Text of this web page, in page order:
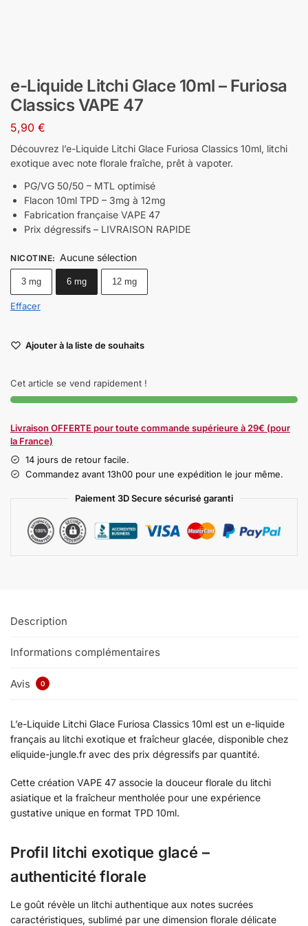
e-Liquide Litchi Glace 10ml – Furiosa
Classics VAPE 47
5,90 €
Découvrez l’e-Liquide Litchi Glace Furiosa Classics 10ml, litchi
exotique avec note florale fraîche, prêt à vapoter.
PG/VG 50/50 – MTL optimisé
Flacon 10ml TPD – 3mg à 12mg
Fabrication française VAPE 47
Prix dégressifs – LIVRAISON RAPIDE
NICOTINE: Aucune sélection
3 mg 6 mg 12 mg
Effacer
Ajouter à la liste de souhaits
Cet article se vend rapidement !
Livraison OFFERTE pour toute commande supérieure à 29€ (pour
la France)
14 jours de retour facile.
Commandez avant 13h00 pour une expédition le jour même.
Paiement 3D Secure sécurisé garanti
Description
Informations complémentaires
Avis 0
L’e-Liquide Litchi Glace Furiosa Classics 10ml est un e-liquide
français au litchi exotique et fraîcheur glacée, disponible chez
eliquide-jungle.fr avec des prix dégressifs par quantité.
Cette création VAPE 47 associe la douceur florale du litchi
asiatique et la fraîcheur mentholée pour une expérience
gustative unique en format TPD 10ml.
Profil litchi exotique glacé –
authenticité florale
Le goût révèle un litchi authentique aux notes sucrées
caractéristiques, sublimé par une dimension florale délicate